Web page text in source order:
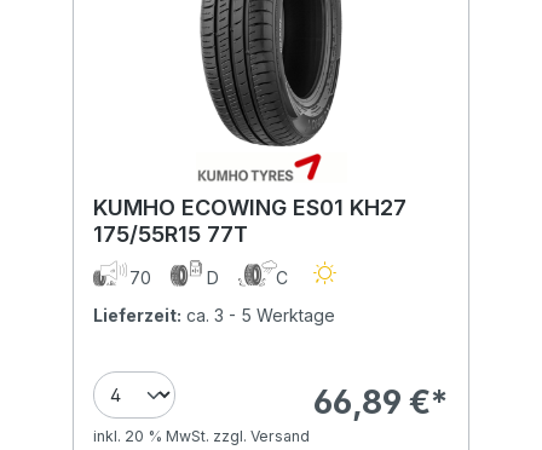
KUMHO ECOWING ES01 KH27
175/55R15 77T
70 D
C
Lieferzeit: ca. 3 - 5 Werktage
66,89 €*
inkl. 20 % MwSt. zzgl. Versand